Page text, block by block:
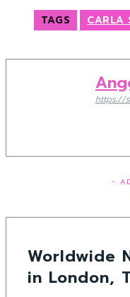
TAGS CARLA
https://
-
Worldwide
in London,